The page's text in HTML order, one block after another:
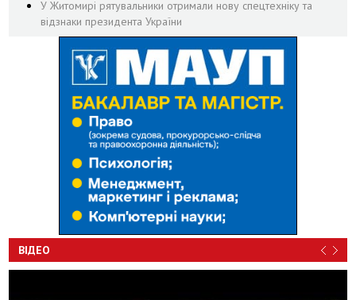
У Житомирі рятувальники отримали нову спецтехніку та
відзнаки президента України
ВІДЕО